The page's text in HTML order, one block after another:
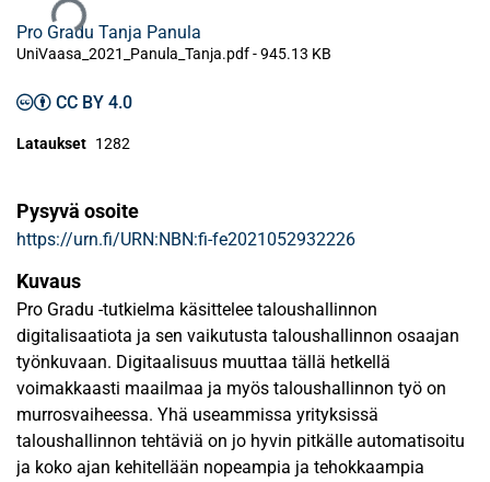
Pro Gradu Tanja Panula
UniVaasa_2021_Panula_Tanja.pdf -945.13 KB
CC BY 4.0
Lataukset 1282
Pysyvä osoite
https://urn.fi/URN:NBN:fi-fe2021052932226
Kuvaus
Pro Gradu -tutkielma käsittelee taloushallinnon
digitalisaatiota ja sen vaikutusta taloushallinnon osaajan
työnkuvaan. Digitaalisuus muuttaa tällä hetkellä
voimakkaasti maailmaa ja myös taloushallinnon työ on
murrosvaiheessa. Yhä useammissa yrityksissä
taloushallinnon tehtäviä on jo hyvin pitkälle automatisoitu
ja koko ajan kehitellään nopeampia ja tehokkaampia